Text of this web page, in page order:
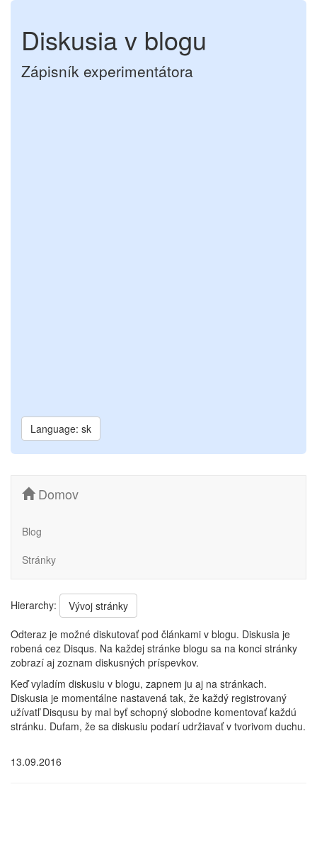
Diskusia v blogu
Zápisník experimentátora
Language: sk
Domov
Blog
Stránky
Hierarchy:
Vývoj stránky
Odteraz je možné diskutovať pod článkami v blogu. Diskusia je
robená cez Disqus. Na každej stránke blogu sa na konci stránky
zobrazí aj zoznam diskusných príspevkov.
Keď vyladím diskusiu v blogu, zapnem ju aj na stránkach.
Diskusia je momentálne nastavená tak, že každý registrovaný
užívatľ Disqusu by mal byť schopný slobodne komentovať každú
stránku. Dufam, že sa diskusiu podarí udržiavať v tvorivom duchu.
13.09.2016